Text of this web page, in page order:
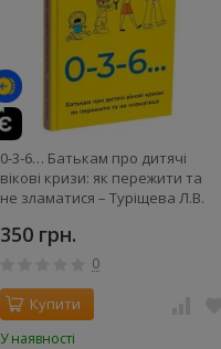
0-3-6… Батькам про дитячі
вікові кризи: як пережити та
не зламатися – Туріщева Л.В.
350 грн.
0
Купити
У наявності